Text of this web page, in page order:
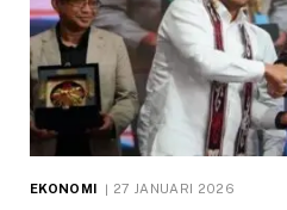
EKONOMI 27 JANUARI 2026